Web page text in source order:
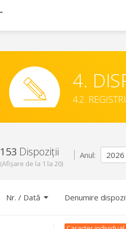
4.
4.2.
153 Dispoziții
(Afișare de la 1 la 20)
Anul:
Nr. / Dată Denumire